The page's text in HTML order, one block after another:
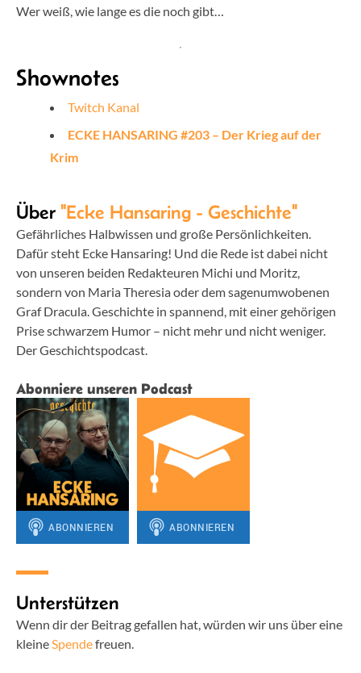
Wer weiß, wie lange es die noch gibt…
Shownotes
Twitch Kanal
ECKE HANSARING #203 – Der Krieg auf der
Krim
Über "Ecke Hansaring - Geschichte"
Gefährliches Halbwissen und große Persönlichkeiten.
Dafür steht Ecke Hansaring! Und die Rede ist dabei nicht
von unseren beiden Redakteuren Michi und Moritz,
sondern von Maria Theresia oder dem sagenumwobenen
Graf Dracula. Geschichte in spannend, mit einer gehörigen
Prise schwarzem Humor – nicht mehr und nicht weniger.
Der Geschichtspodcast.
Abonniere unseren Podcast
Unterstützen
Wenn dir der Beitrag gefallen hat, würden wir uns über eine
kleineSpendefreuen.